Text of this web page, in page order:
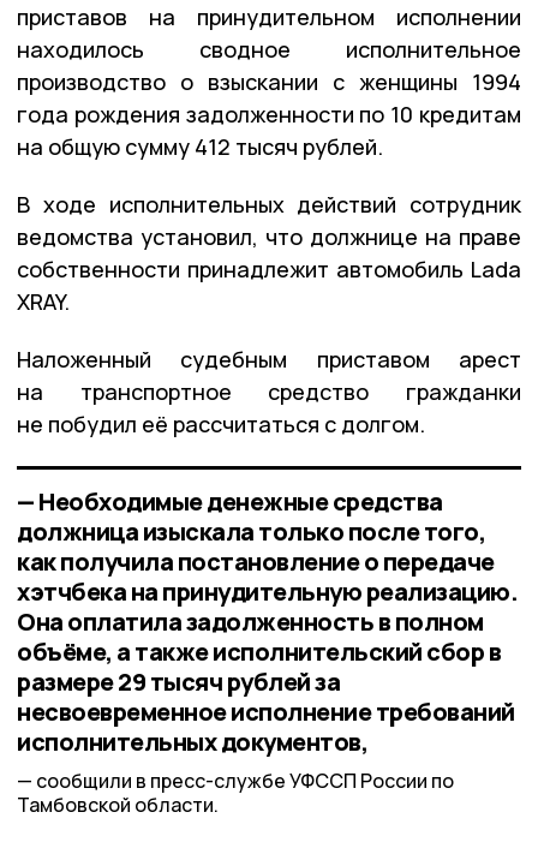
приставов на принудительном исполнении
находилось сводное исполнительное
производство о взыскании с женщины 1994
года рождения задолженности по 10 кредитам
на общую сумму 412 тысяч рублей.
В ходе исполнительных действий сотрудник
ведомства установил, что должнице на праве
собственности принадлежит автомобиль Lada
XRAY.
Наложенный судебным приставом арест
на транспортное средство гражданки
не побудил её рассчитаться с долгом.
— Необходимые денежные средства
должница изыскала только после того,
как получила постановление о передаче
хэтчбека на принудительную реализацию.
Она оплатила задолженность в полном
объёме, а также исполнительский сбор в
размере 29 тысяч рублей за
несвоевременное исполнение требований
исполнительных документов,
сообщили в пресс-службе УФССП России по
Тамбовской области.